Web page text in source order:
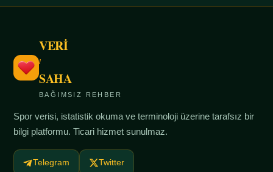
VERİ
/
SAHA
BAĞIMSIZ REHBER
Spor verisi, istatistik okuma ve terminoloji üzerine tarafsız bir
bilgi platformu. Ticari hizmet sunulmaz.
Telegram Twitter